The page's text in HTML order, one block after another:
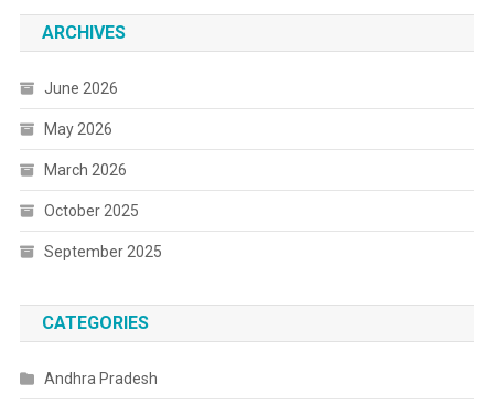
ARCHIVES
June 2026
May 2026
March 2026
October 2025
September 2025
CATEGORIES
Andhra Pradesh